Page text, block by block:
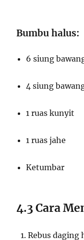
Bumbu halus:
6 siung
4 siung
1 ruas kunyit
1 ruas jahe
Ketumbar
4.3 Cara
Rebus daging